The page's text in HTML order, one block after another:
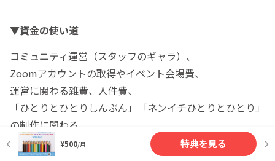
¥500/月 特典を見る
▼資金の使い道
コミュニティ運営（スタッフのギャラ）、
Zoomアカウントの取得やイベント会場費、
運営に関わる雑費、人件費、
「ひとりとひとりしんぶん」「ネンイチひとりとひとり」
の制作に関わる
取材・印刷・他、雑費・宣伝活動費、他、